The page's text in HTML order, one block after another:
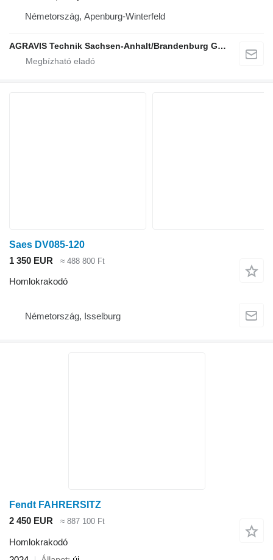
Németország, Apenburg-Winterfeld
AGRAVIS Technik Sachsen-Anhalt/Brandenburg GmbH
Saes DV085-120
1 350 EUR
≈ 488 800 Ft
Homlokrakodó
Németország, Isselburg
Fendt FAHRERSITZ
2 450 EUR
≈ 887 100 Ft
Homlokrakodó